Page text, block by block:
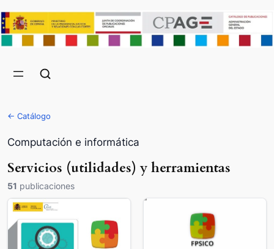
← Catálogo
Computación e informática
Servicios (utilidades) y herramientas
51 publicaciones